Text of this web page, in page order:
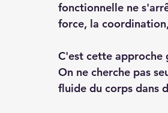
fonctionnelle ne
force, la
C'est cette approche
On ne cherche pas
fluide du corps dans